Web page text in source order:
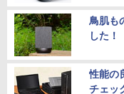
鳥肌も
した！
性能の
チェッ